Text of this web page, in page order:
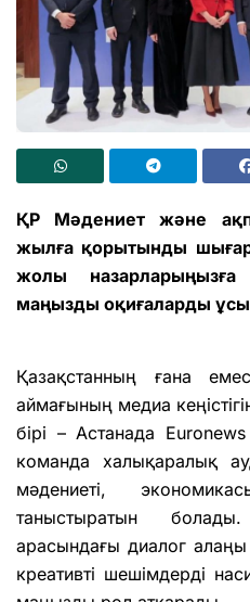
ҚР Мәдениет және
жылға қорытынды
жолы назарларыңызға
маңызды оқиғаларды
Қазақстанның ғана
аймағының медиа
бірі – Астанада
команда халықаралық
мәдениеті,
таныстыратын
арасындағы диалог
креативті шешімдерді